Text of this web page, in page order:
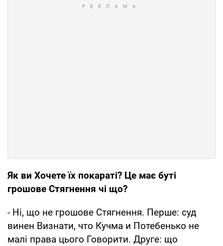
Як ви Хочете їх покараті? Це має буті
грошове Стягнення чі що?
- Ні, що не грошове Стягнення. Перше: суд
винен Визнати, что Кучма и Потебенько не
малі права цього Говорити. Друге: що